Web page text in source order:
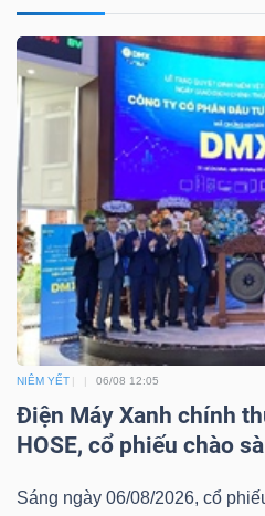
NIÊM YẾT 06/08 12:05
Điện Máy Xanh chính
HOSE, cổ phiếu chào
Sáng ngày 06/08/2026, cổ
PHÁI
SINH
TRÁI
PHIẾU
CÔNG
CỤ
ĐẦU
TƯ